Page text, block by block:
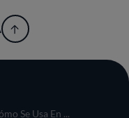
Se Usa En ...